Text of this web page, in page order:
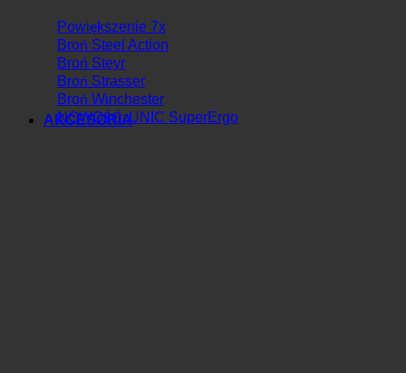
Powiększenie 7x
Broń Steel Action
Broń Steyr
Broń Strasser
Broń Winchester
NOWOŚĆ: UNIC SuperErgo
AKCESORIA